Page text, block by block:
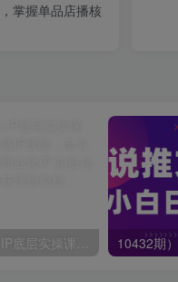
掌握单品店播核
蟹老板·打爆个人IP底层实操课，教你成熟专业的打造IP技能，全方位带你做成一个能商业化IP